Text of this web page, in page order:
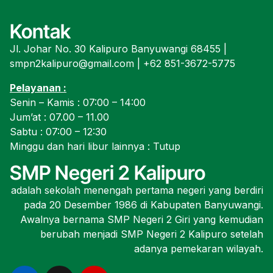
Kontak
Jl. Johar No. 30 Kalipuro Banyuwangi 68455 |
smpn2kalipuro@gmail.com | +62 851-3672-5775
Pelayanan :
Senin – Kamis : 07:00 – 14:00
Jum’at : 07.00 – 11.00
Sabtu : 07:00 – 12:30
Minggu dan hari libur lainnya : Tutup
SMP Negeri 2 Kalipuro
adalah sekolah menengah pertama negeri yang berdiri
pada 20 Desember 1986 di Kabupaten Banyuwangi.
Awalnya bernama SMP Negeri 2 Giri yang kemudian
berubah menjadi SMP Negeri 2 Kalipuro setelah
adanya pemekaran wilayah.